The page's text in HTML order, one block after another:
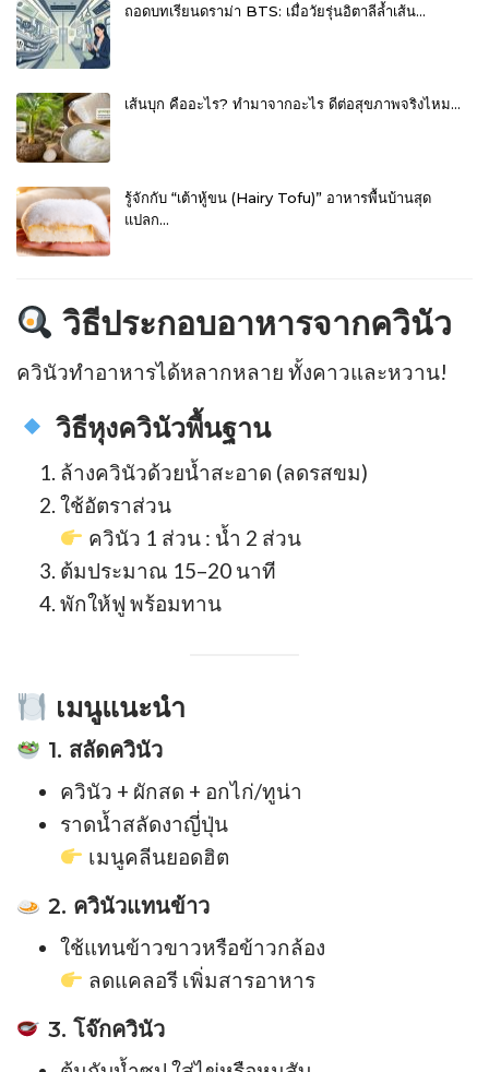
ถอดบทเรียนดราม่า BTS: เมื่อวัยรุ่นอิตาลีล้ำเส้น…
เส้นบุก คืออะไร? ทำมาจากอะไร ดีต่อสุขภาพจริงไหม…
รู้จักกับ “เต้าหู้ขน (Hairy Tofu)” อาหารพื้นบ้านสุด
แปลก…
วิธีประกอบอาหารจากควินัว
ควินัวทำอาหารได้หลากหลาย ทั้งคาวและหวาน!
วิธีหุงควินัวพื้นฐาน
ล้างควินัวด้วยน้ำสะอาด (ลดรสขม)
ใช้อัตราส่วน
ควินัว 1 ส่วน : น้ำ 2 ส่วน
ต้มประมาณ 15–20 นาที
พักให้ฟู พร้อมทาน
เมนูแนะนำ
1. สลัดควินัว
ควินัว + ผักสด + อกไก่/ทูน่า
ราดน้ำสลัดงาญี่ปุ่น
เมนูคลีนยอดฮิต
2. ควินัวแทนข้าว
ใช้แทนข้าวขาวหรือข้าวกล้อง
ลดแคลอรี เพิ่มสารอาหาร
3. โจ๊กควินัว